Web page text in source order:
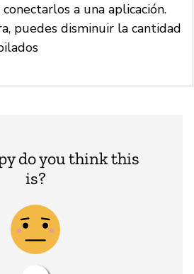
a una aplicación.
puedes disminuir la cantidad
do you think this
is?